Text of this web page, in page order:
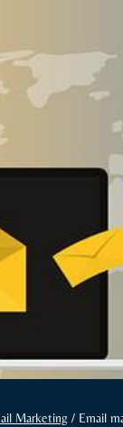
Marketing / Email